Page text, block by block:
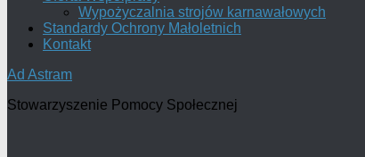
Wypożyczalnia strojów karnawałowych
Standardy Ochrony Małoletnich
Kontakt
Ad Astram
Stowarzyszenie Pomocy Społecznej